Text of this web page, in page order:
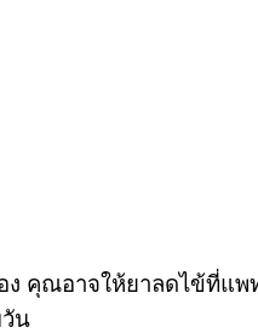
ง คุณอาจให้ยาลดไข้ที่แพ
น